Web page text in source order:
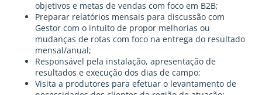
objetivos e metas de vendas com foco em B2B;
Preparar relatórios mensais para discussão com
Gestor com o intuito de propor melhorias ou
mudanças de rotas com foco na entrega do resultado
mensal/anual;
Responsável pela instalação, apresentação de
resultados e execução dos dias de campo;
Visita a produtores para efetuar o levantamento de